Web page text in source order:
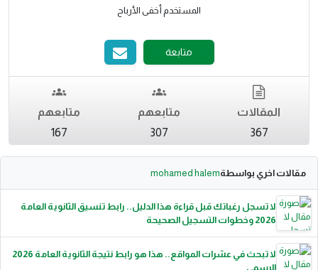
المستخدم أخفى الأرباح
متابعة
المقالات
367
متابعهم
307
متابعهم
167
مقالات اخري بواسطةmohamed halem
لا تسجل رغباتك قبل قراءة هذا الدليل.. رابط تنسيق الثانوية العامة
2026 وخطوات التسجيل الصحيحة
لا تبحث في عشرات المواقع.. هذا هو رابط نتيجة الثانوية العامة 2026
الرسمي